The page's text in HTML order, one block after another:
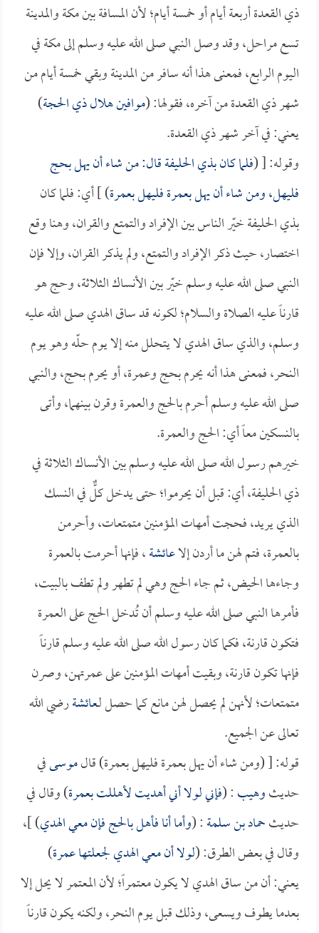
ذي القعدة أربعة أيام أو خمسة أيام؛ لأن المسافة بين مكة والمدينة
تسع مراحل، وقد وصل النبي صلى الله عليه وسلم إلى مكة في
اليوم الرابع، فمعنى هذا أنه سافر من المدينة وبقي خمسة أيام من
شهر ذي القعدة من آخره، فقولها: (موافين هلال ذي الحجة)
يعني: في آخر شهر ذي القعدة.
وقوله: [ (فلما كان بذي الحليفة قال: من شاء أن يهل بحج
فليهل، ومن شاء أن يهل بعمرة فليهل بعمرة) ] أي: فلما كان
بذي الحليفة خيّر الناس بين الإفراد والتمتع والقران، وهنا وقع
اختصار، حيث ذكر الإفراد والتمتع، ولم يذكر القران، وإلا فإن
النبي صلى الله عليه وسلم خيّر بين الأنساك الثلاثة، وحج هو
قارناً عليه الصلاة والسلام؛ لكونه قد ساق الهدي صلى الله عليه
وسلم، والذي ساق الهدي لا يتحلل منه إلا يوم حلّه وهو يوم
النحر، فمعنى هذا أنه يحرم بحج وعمرة، أو يحرم بحج، والنبي
صلى الله عليه وسلم أحرم بالحج والعمرة وقرن بينهما، وأتى
بالنسكين معاً أي: الحج والعمرة.
خيرهم رسول الله صلى الله عليه وسلم بين الأنساك الثلاثة في
ذي الحليفة، أي: قبل أن يحرموا؛ حتى يدخل كلٌّ في النسك
الذي يريد، فحجت أمهات المؤمنين متمتعات، وأحرمن
بالعمرة، فتم لهن ما أردن إلاعائشة، فإنها أحرمت بالعمرة
وجاءها الحيض، ثم جاء الحج وهي لم تطهر ولم تطف بالبيت،
فأمرها النبي صلى الله عليه وسلم أن تُدخل الحج على العمرة
فتكون قارنة، فكما كان رسول الله صلى الله عليه وسلم قارناً
فإنها تكون قارنة، وبقيت أمهات المؤمنين على عمرتهن، وصرن
متمتعات؛ لأنهن لم يحصل لهن مانع كما حصل لـعائشةرضي الله
تعالى عن الجميع.
قوله: [ (ومن شاء أن يهل بعمرة فليهل بعمرة) قالموسىفي
حديثوهيب: (فإني لولا أني أهديت لأهللت بعمرة) وقال في
حديثحماد بن سلمة: (وأما أنا فأهل بالحج فإن معي الهدي) ]،
وقال في بعض الطرق: (لولا أن معي الهدي لجعلتها عمرة)
يعني: أن من ساق الهدي لا يكون معتمراً؛ لأن المعتمر لا يحل إلا
بعدما يطوف ويسعى، وذلك قبل يوم النحر، ولكنه يكون قارناً